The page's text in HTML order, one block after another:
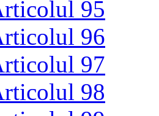
95
96
97
98